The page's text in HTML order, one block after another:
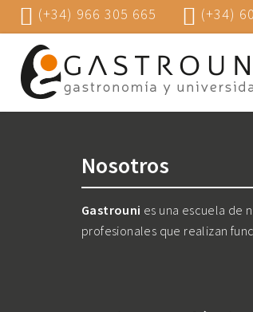
(+34) 966 305 665 (+34)
Nosotros
Gastrouni es una escuela de
profesionales que realizan